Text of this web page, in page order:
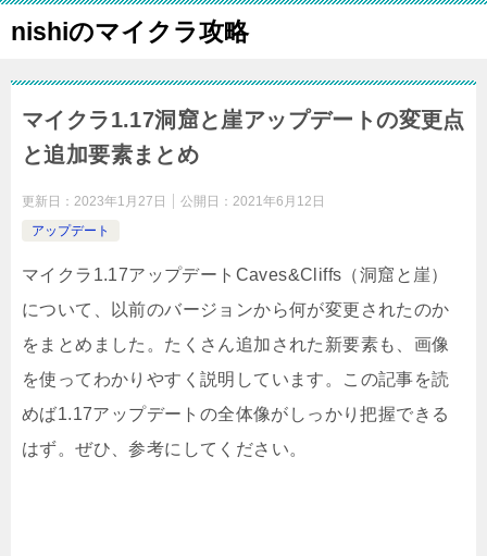
nishiのマイクラ攻略
マイクラ1.17洞窟と崖アップデートの変更点
と追加要素まとめ
更新日： 2023年1月27日 公開日： 2021年6月12日
アップデート
マイクラ1.17アップデートCaves&Cliffs（洞窟と崖）
について、以前のバージョンから何が変更されたのか
をまとめました。たくさん追加された新要素も、画像
を使ってわかりやすく説明しています。この記事を読
めば1.17アップデートの全体像がしっかり把握できる
はず。ぜひ、参考にしてください。